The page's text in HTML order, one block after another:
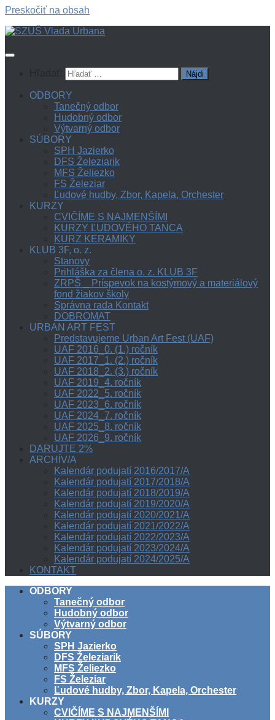
Preskočiť na obsah
ODBORY
Tanečný odbor
Hudobný odbor
Výtvarný odbor
SÚBORY
SPH Jazierko
DFS Železiarik
MFS Želiezko
FS Železiar
Ľudové hudby, Zbor, Kapela, Orchester
KURZY
CVIČÍME S NAJMENŠÍMI
KURZY ĽUDOVÉHO TANCA
KURZ KERAMIKY
KLUB 3F, o. z.
Stanovy
Prihláška za člena o. z. KLUB 3F
ZRPŠ _ Príspevok na kostýmový a materiálový
fond žiakov školy
Správna rada Kontakt
DOBROMAT
URBAN ART FEST
Predstavujeme Urban Art Fest (UAF)
UAF 2016_0. (1.) ročník
UAF 2017_1. (2.) ročník
UAF 2018_2. (3.) ročník
UAF 2019_4. ročník
UAF 2022_5. ročník
UAF 2023_6. ročník
UAF 2024_7. ročník
UAF 2025_8. ročník
UAF 2026_9. ročník
DARUJTE 2%
ARCHÍV/A
Kalendár podujatí 2016/2017/A
Kalendár podujatí 2017/2018/A
Kalendár podujatí 2018/2019/A
Kalendár podujatí 2019/2020/A
Kalendár podujatí 2020/2021/A
Kalendár podujatí 2021/2022/A
Kalendár podujatí 2022/2023/A
Kalendár podujatí 2023/2024/A
Kalendár podujatí 2024/2025/A
KONTAKT
ODBORY
Tanečný odbor
Hudobný odbor
Výtvarný odbor
SÚBORY
SPH Jazierko
DFS Železiarik
MFS Želiezko
FS Železiar
Ľudové hudby, Zbor, Kapela, Orchester
KURZY
CVIČÍME S NAJMENŠÍMI